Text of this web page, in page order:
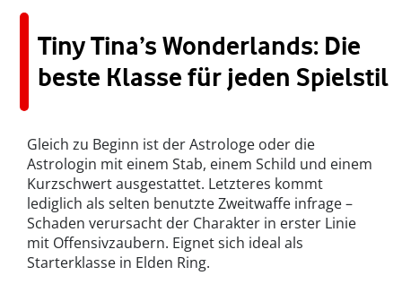
Tiny Tina’s Wonderlands: Die
beste Klasse für jeden Spielstil
Gleich zu Beginn ist der Astrologe oder die
Astrologin mit einem Stab, einem Schild und einem
Kurzschwert ausgestattet. Letzteres kommt
lediglich als selten benutzte Zweitwaffe infrage –
Schaden verursacht der Charakter in erster Linie
mit Offensivzaubern. Eignet sich ideal als
Starterklasse in Elden Ring.